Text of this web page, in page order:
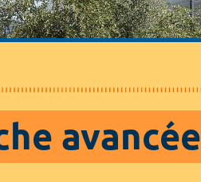
avancée